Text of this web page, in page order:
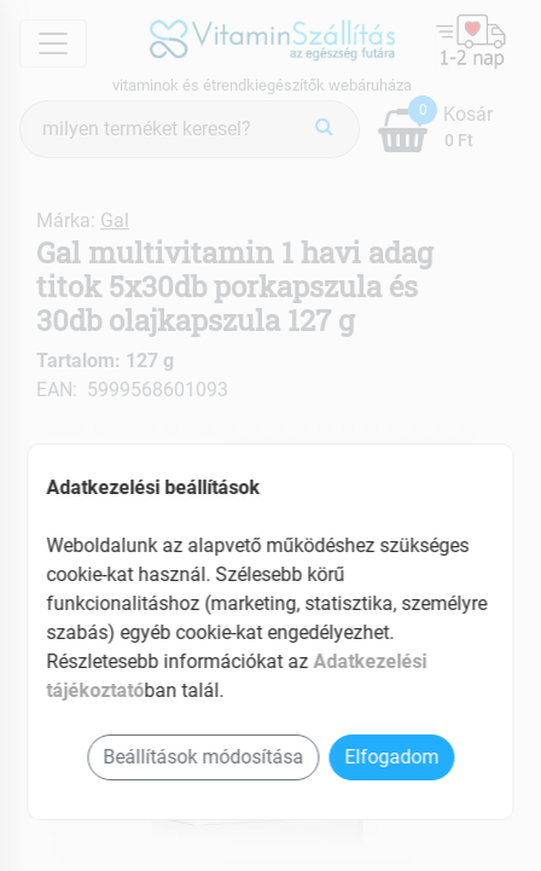
menu
vitaminok és étrendkiegészítők webáruháza
keresés
0
0 Ft
Kosár
Márka: Gal
Gal multivitamin 1 havi adag
titok 5x30db porkapszula és
30db olajkapszula 127 g
Tartalom: 127 g
EAN: 5999568601093
Adatkezelési beállítások
Weboldalunk az alapvető működéshez szükséges
cookie-kat használ. Szélesebb körű
funkcionalitáshoz (marketing, statisztika, személyre
szabás) egyéb cookie-kat engedélyezhet.
Részletesebb információkat azAdatkezelési
tájékoztatóban talál.
Beállítások módosítása Elfogadom